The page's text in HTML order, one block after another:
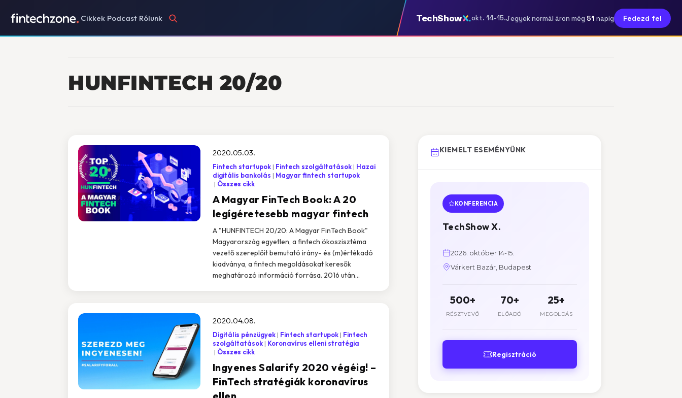
Cikkek Podcast Rólunk TechShow okt. 14-15.Jegyek normál áron még 51 napig Fedezd fel
HUNFINTECH 20/20
A Magyar FinTech Book: A 20
legígéretesebb magyar fintech
2020.05.03.
Fintech startupok Fintech szolgáltatások
Hazai
digitális bankolás
Magyar fintech startupok
Összes cikk
A "HUNFINTECH 20/20: A Magyar FinTech Book"
Magyarország egyetlen, a fintech ökoszisztéma
vezető szereplőit bemutató irány- és (m)értékadó
kiadványa, a fintech megoldásokat keresők
meghatározó információ forrása. 2016 után...
Ingyenes Salarify 2020 végéig! –
FinTech stratégiák koronavírus
2020.04.08.
Digitális pénzügyek Fintech startupok
Fintech
szolgáltatások
Koronavírus elleni stratégia
Összes cikk
KIEMELT ESEMÉNYÜNK
KONFERENCIA
TechShow X.
2026. október 14-15.
Várkert Bazár, Budapest
500+
RÉSZTVEVŐ
70+
ELŐADÓ
25+
MEGOLDÁS
Regisztráció